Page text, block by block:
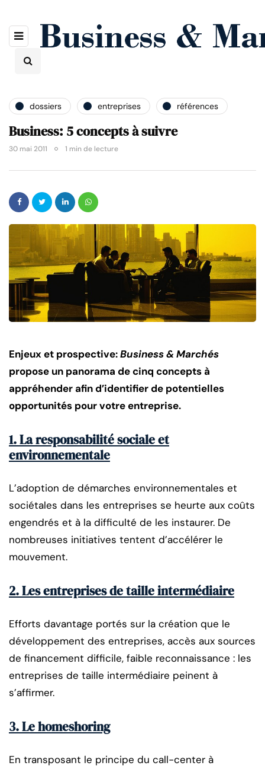
dossiers entreprises références
Business: 5 concepts à suivre
30 mai 2011 1 min de lecture
Enjeux et prospective:Business & Marchés
propose un panorama de cinq concepts à
appréhender afin d’identifier de potentielles
opportunités pour votre entreprise.
1. La responsabilité sociale et
environnementale
L’adoption de démarches environnementales et
sociétales dans les entreprises se heurte aux coûts
engendrés et à la difficulté de les instaurer. De
nombreuses initiatives tentent d’accélérer le
mouvement.
2. Les entreprises de taille intermédiaire
Efforts davantage portés sur la création que le
développement des entreprises, accès aux sources
de financement difficile, faible reconnaissance : les
entreprises de taille intermédiaire peinent à
s’affirmer.
3. Le homeshoring
En transposant le principe du call-center à